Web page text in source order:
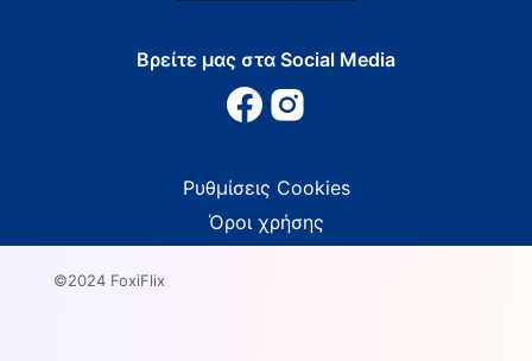
Βρείτε μας στα Social Media
Ρυθμίσεις Cookies
Όροι χρήσης
©2024 FoxiFlix